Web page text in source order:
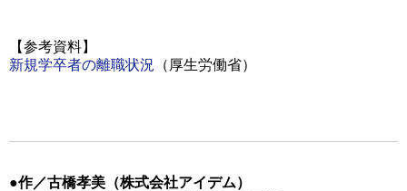
【参考資料】
新規学卒者の離職状況 （厚生労働省）
●作／古橋孝美（株式会社アイデム）